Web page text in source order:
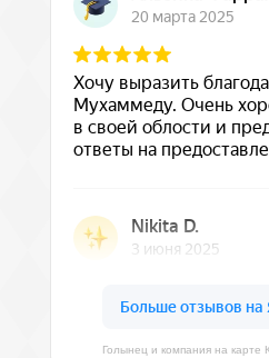
Голынец и компания на